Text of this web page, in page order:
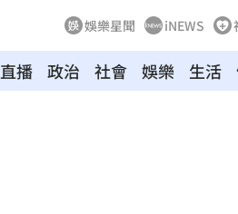
娛樂星聞 iNEWS
直播 政治 社會 娛樂 生活